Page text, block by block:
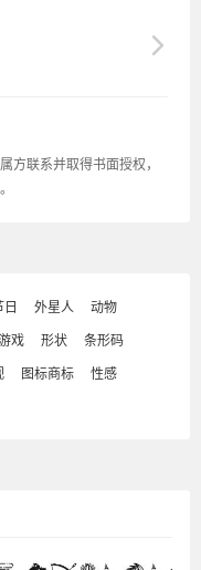
方联系并取得书面授权，
外星人
动物
戏 形状
条形码
图标商标
性感